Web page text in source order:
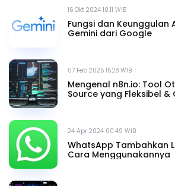
16 Okt 2024 10.11 WIB
Fungsi dan Keunggulan
Gemini dari Google
07 Feb 2025 15.28 WIB
Mengenal n8n.io: Tool
Source yang Fleksibel &
24 Apr 2024 00.49 WIB
WhatsApp Tambahkan
Cara Menggunakannya